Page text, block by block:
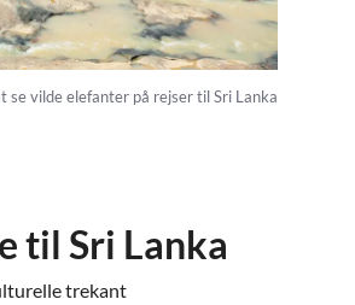
se vilde elefanter på rejser til Sri Lanka
til Sri Lanka
trekant